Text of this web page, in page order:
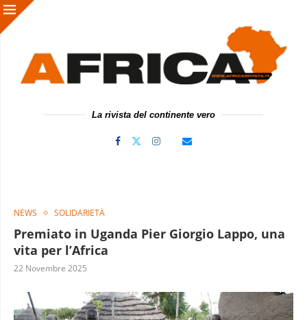
La rivista del continente vero
NEWS SOLIDARIETÀ
Premiato in Uganda Pier Giorgio Lappo, una
vita per l’Africa
22 Novembre 2025